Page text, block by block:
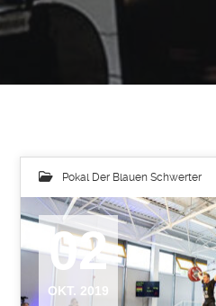
Pokal Der Blauen Schwerter
02
OKT. 2019